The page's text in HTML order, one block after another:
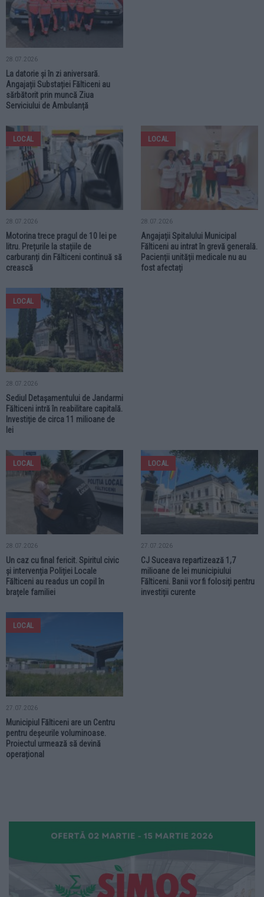
28.07.2026
La datorie și în zi aniversară.
Angajații Substației Fălticeni au
sărbătorit prin muncă Ziua
Serviciului de Ambulanță
LOCAL
28.07.2026
Motorina trece pragul de 10 lei pe
litru. Prețurile la stațiile de
carburanți din Fălticeni continuă să
crească
LOCAL
28.07.2026
Angajații Spitalului Municipal
Fălticeni au intrat în grevă generală.
Pacienții unității medicale nu au
fost afectați
LOCAL
28.07.2026
Sediul Detașamentului de Jandarmi
Fălticeni intră în reabilitare capitală.
Investiție de circa 11 milioane de
lei
LOCAL
28.07.2026
Un caz cu final fericit. Spiritul civic
și intervenția Poliției Locale
Fălticeni au readus un copil în
brațele familiei
LOCAL
27.07.2026
CJ Suceava repartizează 1,7
milioane de lei municipiului
Fălticeni. Banii vor fi folosiți pentru
investiții curente
LOCAL
27.07.2026
Municipiul Fălticeni are un Centru
pentru deșeurile voluminoase.
Proiectul urmează să devină
operațional